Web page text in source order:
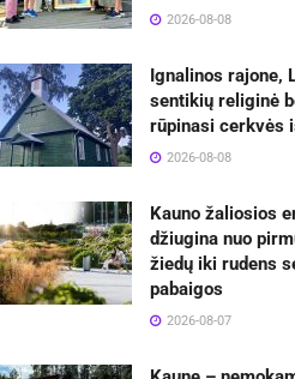
2026-08-08
Ignalinos rajone,
sentikių religinė
rūpinasi cerkvės
2026-08-08
Kauno žaliosios
džiugina nuo
žiedų iki rudens
pabaigos
2026-08-07